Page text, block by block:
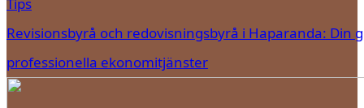
Revisionsbyrå och redovisningsbyrå i Haparanda: Din
professionella ekonomitjänster